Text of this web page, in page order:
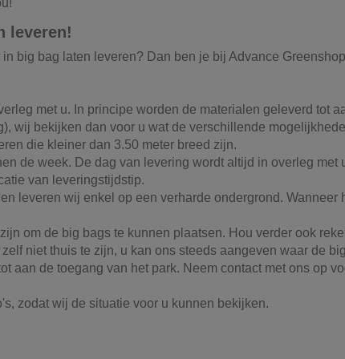
leveren!
big bag laten leveren? Dan ben je bij Advance
met u. In principe worden de materialen geleverd tot
wij bekijken dan voor u wat de verschillende
die kleiner dan 3.50 meter breed zijn.
de week. De dag van levering wordt altijd in overleg
van leveringstijdstip.
leveren wij enkel op een verharde ondergrond.
om de big bags te kunnen plaatsen. Hou verder ook
niet thuis te zijn, u kan ons steeds aangeven waar de
aan de toegang van het park. Neem contact met ons op
zodat wij de situatie voor u kunnen bekijken.